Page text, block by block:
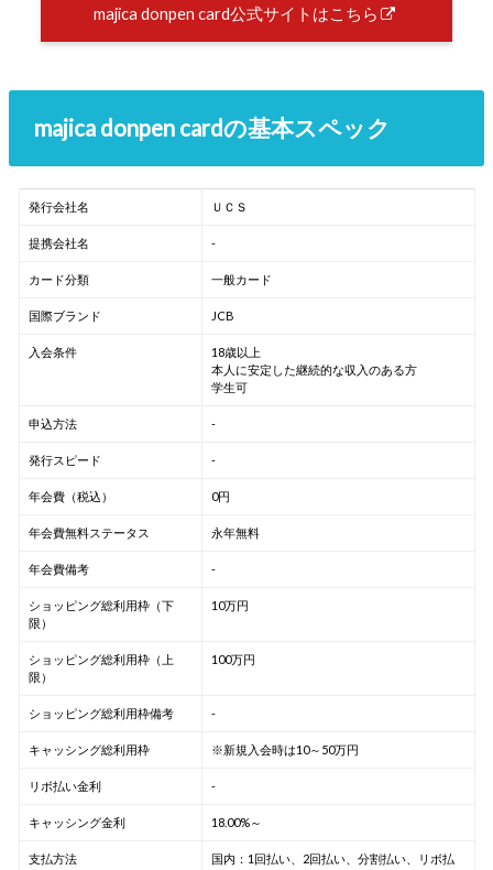
majica donpen card公式サイトはこちら
majica donpen cardの基本スペック
発行会社名 ＵＣＳ
提携会社名 -
カード分類 一般カード
国際ブランド JCB
入会条件
18歳以上
本人に安定した継続的な収入のある方
学生可
申込方法 -
発行スピード -
年会費（税込） 0円
年会費無料ステータス 永年無料
年会費備考 -
ショッピング総利用枠（下
限）
10万円
ショッピング総利用枠（上
限）
100万円
ショッピング総利用枠備考 -
キャッシング総利用枠 ※新規入会時は10～50万円
リボ払い金利 -
キャッシング金利 18.00%～
支払方法
国内：1回払い、2回払い、分割払い、リボ払